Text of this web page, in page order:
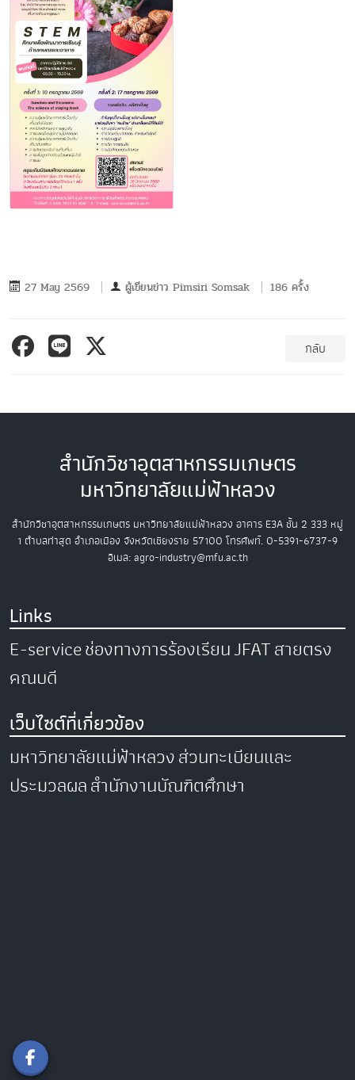
27 May 2569 ผู้เขียนข่าว Pimsiri Somsak 186 ครั้ง
กลับ
สำนักวิชาอุตสาหกรรมเกษตร
มหาวิทยาลัยแม่ฟ้าหลวง
สำนักวิชาอุตสาหกรรมเกษตร มหาวิทยาลัยแม่ฟ้าหลวง อาคาร E3A ชั้น 2 333 หมู่
1 ตำบลท่าสุด อำเภอเมือง จังหวัดเชียงราย 57100 โทรศัพท์. 0-5391-6737-9
อีเมล: agro-industry@mfu.ac.th
Links
E-serviceช่องทางการร้องเรียนJFATสายตรง
คณบดี
เว็บไซต์ที่เกี่ยวข้อง
มหาวิทยาลัยแม่ฟ้าหลวงส่วนทะเบียนและ
ประมวลผลสำนักงานบัณฑิตศึกษา